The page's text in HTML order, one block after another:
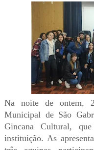
Na noite de ontem,
Municipal de São
Gincana Cultural,
instituição. As